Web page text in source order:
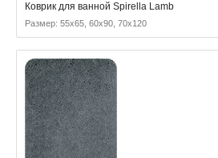
Коврик для ванной Spirella Lamb
Размер: 55x65, 60x90, 70x120